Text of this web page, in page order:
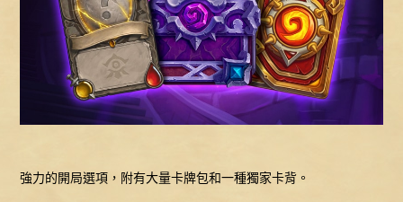
強力的開局選項，附有大量卡牌包和一種獨家卡背。